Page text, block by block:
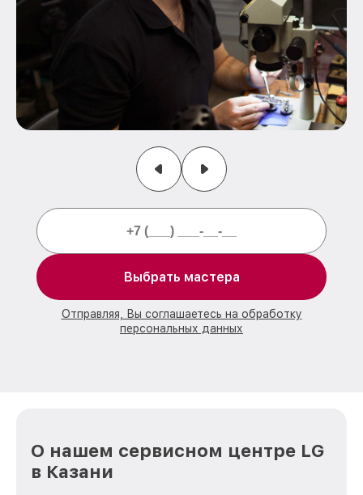
Выбрать мастера
Отправляя, Вы соглашаетесь на обработку
персональных данных
О нашем сервисном центре LG
в Казани